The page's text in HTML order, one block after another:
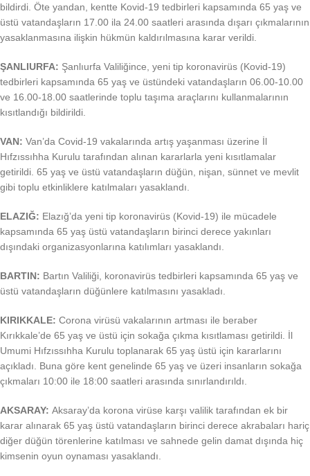
bildirdi. Öte yandan, kentte Kovid-19 tedbirleri kapsamında 65 yaş ve
üstü vatandaşların 17.00 ila 24.00 saatleri arasında dışarı çıkmalarının
yasaklanmasına ilişkin hükmün kaldırılmasına karar verildi.
ŞANLIURFA: Şanlıurfa Valiliğince, yeni tip koronavirüs (Kovid-19)
tedbirleri kapsamında 65 yaş ve üstündeki vatandaşların 06.00-10.00
ve 16.00-18.00 saatlerinde toplu taşıma araçlarını kullanmalarının
kısıtlandığı bildirildi.
VAN: Van’da Covid-19 vakalarında artış yaşanması üzerine İl
Hıfzıssıhha Kurulu tarafından alınan kararlarla yeni kısıtlamalar
getirildi. 65 yaş ve üstü vatandaşların düğün, nişan, sünnet ve mevlit
gibi toplu etkinliklere katılmaları yasaklandı.
ELAZIĞ: Elazığ’da yeni tip koronavirüs (Kovid-19) ile mücadele
kapsamında 65 yaş üstü vatandaşların birinci derece yakınları
dışındaki organizasyonlarına katılımları yasaklandı.
BARTIN: Bartın Valiliği, koronavirüs tedbirleri kapsamında 65 yaş ve
üstü vatandaşların düğünlere katılmasını yasakladı.
KIRIKKALE: Corona virüsü vakalarının artması ile beraber
Kırıkkale’de 65 yaş ve üstü için sokağa çıkma kısıtlaması getirildi. İl
Umumi Hıfzıssıhha Kurulu toplanarak 65 yaş üstü için kararlarını
açıkladı. Buna göre kent genelinde 65 yaş ve üzeri insanların sokağa
çıkmaları 10:00 ile 18:00 saatleri arasında sınırlandırıldı.
AKSARAY: Aksaray’da korona virüse karşı valilik tarafından ek bir
karar alınarak 65 yaş üstü vatandaşların birinci derece akrabaları hariç
diğer düğün törenlerine katılması ve sahnede gelin damat dışında hiç
kimsenin oyun oynaması yasaklandı.